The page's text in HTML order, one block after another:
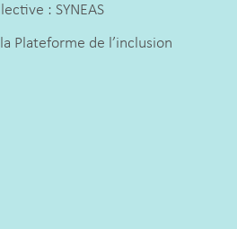
: SYNEAS
Plateforme de l’inclusion